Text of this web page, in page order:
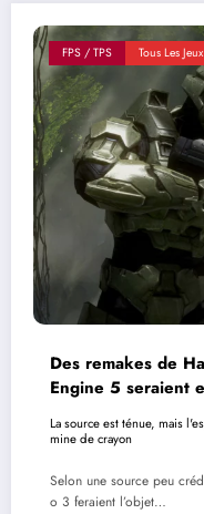
FPS / TPS Tous Les
Des remakes de
Engine 5 seraient
La source est ténue, mais
mine de crayon
Selon une source peu
o 3 feraient l’objet…